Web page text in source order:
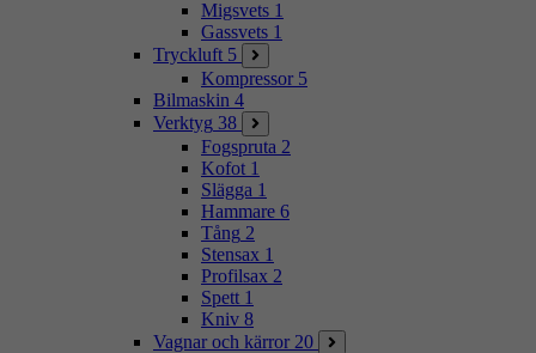
Migsvets 1
Gassvets 1
Tryckluft 5
Kompressor 5
Bilmaskin 4
Verktyg 38
Fogspruta 2
Kofot 1
Slägga 1
Hammare 6
Tång 2
Stensax 1
Profilsax 2
Spett 1
Kniv 8
Vagnar och kärror 20